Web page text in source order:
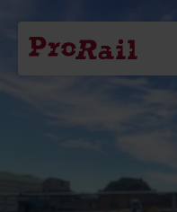
Navigatie
Homepage